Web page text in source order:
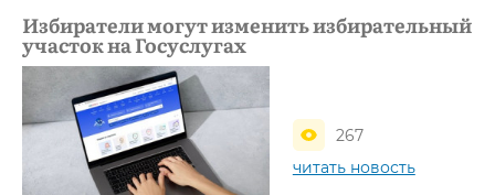
Избиратели могут изменить избирательный
участок на Госуслугах
267
читать новость